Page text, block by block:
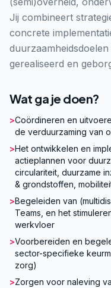
Jij combineert
concrete
gerealiseerd en
Wat ga je doen?
>Coördineren en
de verduurzaming van
>Het ontwikkelen en
actieplannen voor
circulariteit, duurzame
& grondstoffen,
>Begeleiden van
Teams, en het
werkvloer
>Voorbereiden en
sector-specifieke
zorg)
>Zorgen voor naleving